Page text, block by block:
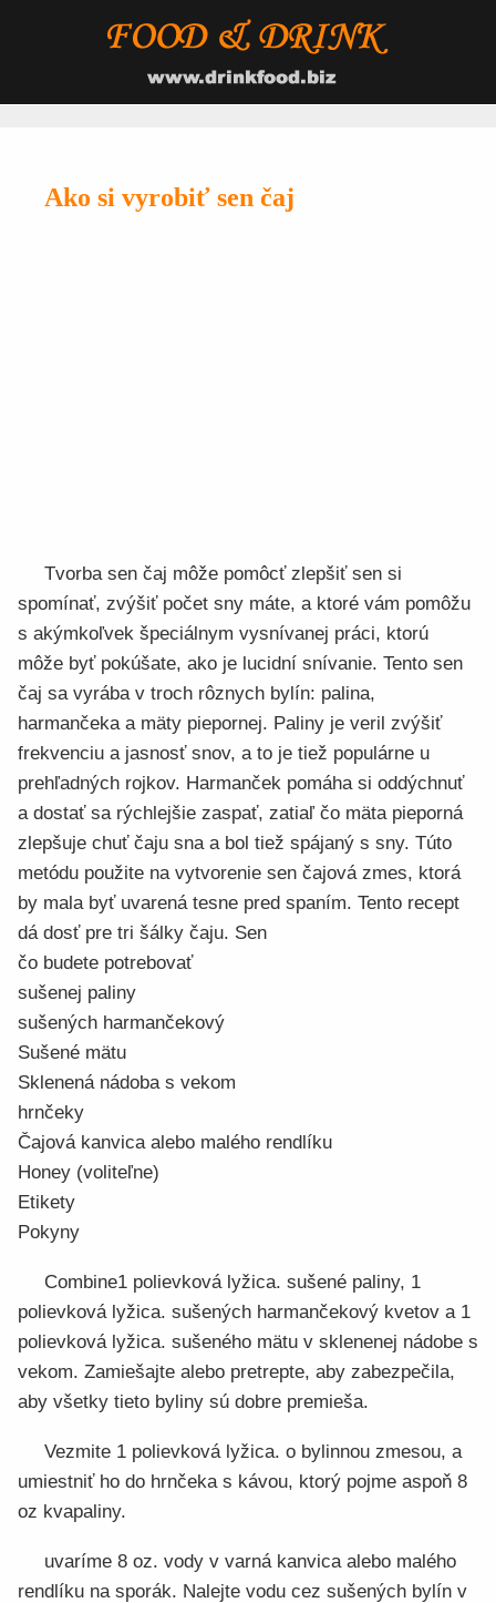
Ako si vyrobiť sen čaj
Tvorba sen čaj môže pomôcť zlepšiť sen si
spomínať, zvýšiť počet sny máte, a ktoré vám pomôžu
s akýmkoľvek špeciálnym vysnívanej práci, ktorú
môže byť pokúšate, ako je lucidní snívanie. Tento sen
čaj sa vyrába v troch rôznych bylín: palina,
harmančeka a mäty piepornej. Paliny je veril zvýšiť
frekvenciu a jasnosť snov, a to je tiež populárne u
prehľadných rojkov. Harmanček pomáha si oddýchnuť
a dostať sa rýchlejšie zaspať, zatiaľ čo mäta pieporná
zlepšuje chuť čaju sna a bol tiež spájaný s sny. Túto
metódu použite na vytvorenie sen čajová zmes, ktorá
by mala byť uvarená tesne pred spaním. Tento recept
dá dosť pre tri šálky čaju. Sen
čo budete potrebovať
sušenej paliny
sušených harmančekový
Sušené mätu
Sklenená nádoba s vekom
hrnčeky
Čajová kanvica alebo malého rendlíku
Honey (voliteľne)
Etikety
Pokyny
Combine1 polievková lyžica. sušené paliny, 1
polievková lyžica. sušených harmančekový kvetov a 1
polievková lyžica. sušeného mätu v sklenenej nádobe s
vekom. Zamiešajte alebo pretrepte, aby zabezpečila,
aby všetky tieto byliny sú dobre premieša.
Vezmite 1 polievková lyžica. o bylinnou zmesou, a
umiestniť ho do hrnčeka s kávou, ktorý pojme aspoň 8
oz kvapaliny.
uvaríme 8 oz. vody v varná kanvica alebo malého
rendlíku na sporák. Nalejte vodu cez sušených bylín v